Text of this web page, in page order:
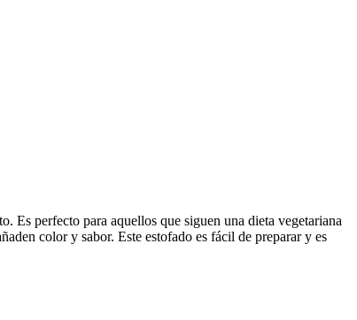
Es perfecto para aquellos que siguen una dieta vegetariana
color y sabor. Este estofado es fácil de preparar y es